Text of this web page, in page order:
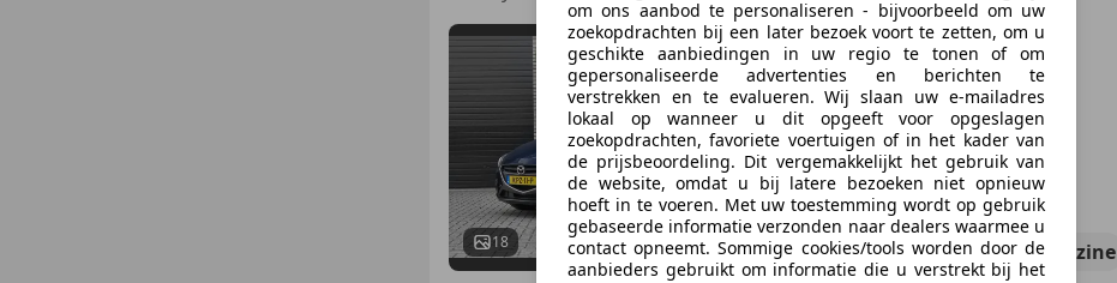
18
€ 14.950
12/2019 72.945 km Benzine
om ons aanbod te personaliseren - bijvoorbeeld om uw
zoekopdrachten bij een later bezoek voort te zetten, om u
geschikte aanbiedingen in uw regio te tonen of om
gepersonaliseerde advertenties en berichten te
verstrekken en te evalueren. Wij slaan uw e-mailadres
lokaal op wanneer u dit opgeeft voor opgeslagen
zoekopdrachten, favoriete voertuigen of in het kader van
de prijsbeoordeling. Dit vergemakkelijkt het gebruik van
de website, omdat u bij latere bezoeken niet opnieuw
hoeft in te voeren. Met uw toestemming wordt op gebruik
gebaseerde informatie verzonden naar dealers waarmee u
contact opneemt. Sommige cookies/tools worden door de
aanbieders gebruikt om informatie die u verstrekt bij het